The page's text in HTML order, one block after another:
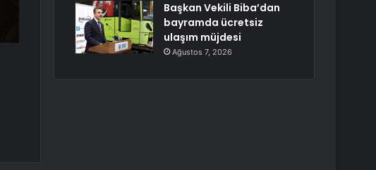
Başkan Vekili Biba’dan
bayramda ücretsiz
ulaşım müjdesi
Ağustos 7, 2026